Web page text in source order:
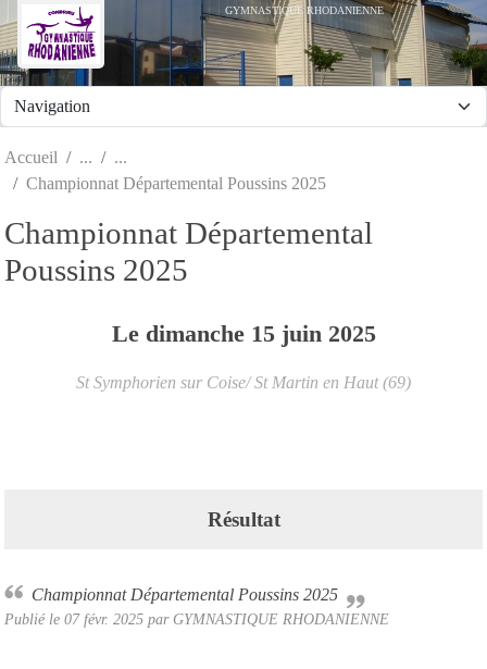
GYMNASTIQUE RHODANIENNE
Accueil
Championnat Départemental Poussins 2025
Championnat Départemental
Poussins 2025
Le dimanche 15 juin 2025
St Symphorien sur Coise/ St Martin en Haut (69)
Résultat
Championnat Départemental Poussins 2025
Publié le 07 févr. 2025 parGYMNASTIQUE RHODANIENNE
Panneau de gestion des cookies